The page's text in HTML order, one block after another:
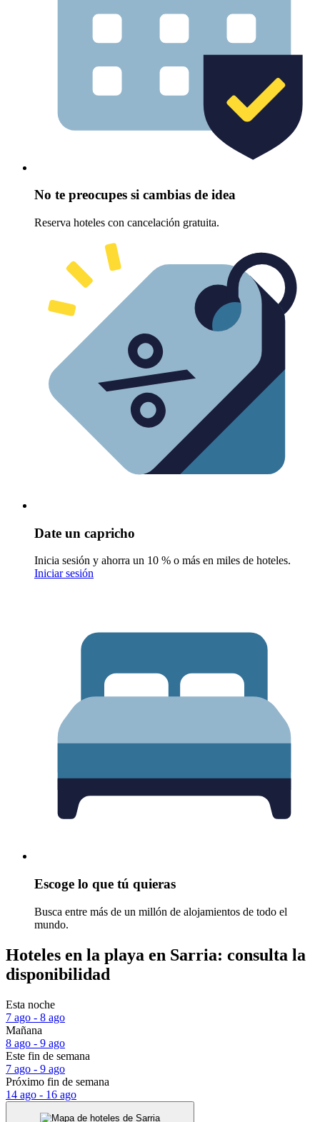
No te preocupes si cambias de idea
Reserva hoteles con cancelación gratuita.
Date un capricho
Inicia sesión y ahorra un 10 % o más en miles de hoteles.
Iniciar sesión
Escoge lo que tú quieras
Busca entre más de un millón de alojamientos de todo el
mundo.
Hoteles en la playa en Sarria: consulta la
disponibilidad
Esta noche
7 ago - 8 ago
Mañana
8 ago - 9 ago
Este fin de semana
7 ago - 9 ago
Próximo fin de semana
14 ago - 16 ago